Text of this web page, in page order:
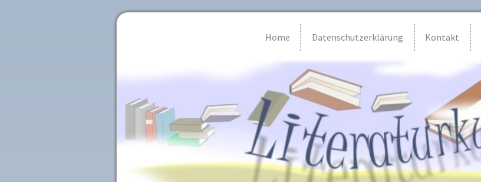
Home Datenschutzerklärung Kontakt